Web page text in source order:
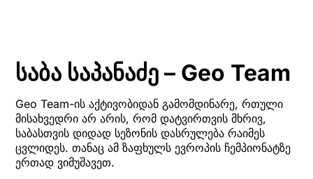
საბა საპანაძე – Geo Team
Geo Team-ის აქტივობიდან გამომდინარე, რთული
მისახვედრი არ არის, რომ დატვირთვის მხრივ,
საბასთვის დიდად სეზონის დასრულება რაიმეს
ცვლიდეს. თანაც ამ ზაფხულს ევროპის ჩემპიონატზე
ერთად ვიმუშავეთ.